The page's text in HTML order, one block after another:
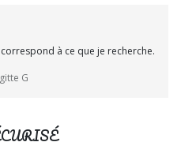
à ce que je recherche.
G